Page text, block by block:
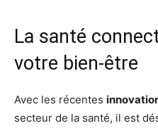
La santé
votre bien-être
Avec les récentes
secteur de la santé, il est